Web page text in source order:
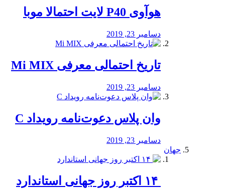
هوآوی P40 لایت احتمالا موبا
دسامبر 23, 2019
تاریخ احتمالی معرفی Mi MIX
دسامبر 23, 2019
وان پلاس دعوت‌نامه رویداد C
دسامبر 23, 2019
جهان